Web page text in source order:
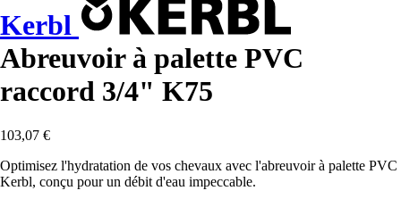
Kerbl
Abreuvoir à palette PVC
raccord 3/4" K75
103,07 €
Optimisez l'hydratation de vos chevaux avec l'abreuvoir à palette PVC
Kerbl, conçu pour un débit d'eau impeccable.